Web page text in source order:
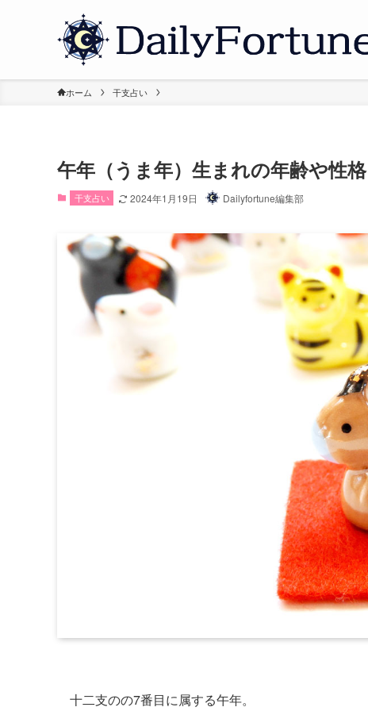
ホーム 干支占い
午年（うま年）生まれの年齢や性
干支占い 2024年1月19日 Dailyfortune編集部
十二支のの7番目に属する午年。